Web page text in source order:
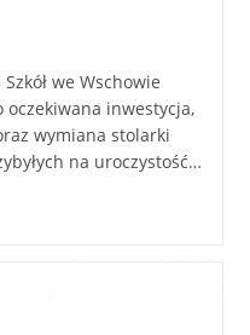
we Wschowie
oczekiwana inwestycja,
wymiana stolarki
na uroczystość…